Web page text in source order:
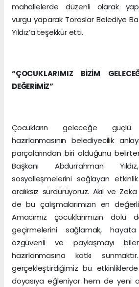
mahallelerde düzenli olarak
vurgu yaparak Toroslar Belediye
Yıldız’a teşekkür etti.
“ÇOCUKLARIMIZ BİZİM
DEĞERİMİZ”
Çocukların geleceğe
hazırlanmasının belediyecilik
parçalarından biri olduğunu
Başkanı Abdurrahman Yıldız,
sosyalleşmelerini sağlayan
aralıksız sürdürüyoruz. Akıl ve
de bu çalışmalarımızın en
Amacımız çocuklarımızın
geçirmelerini sağlamak, hayata
özgüvenli ve paylaşmayı
hazırlanmasına katkı
gerçekleştirdiğimiz bu
doyasıya eğleniyor hem de yeni